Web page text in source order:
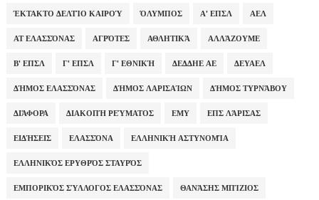
ΈΚΤΑΚΤΟ ΔΕΛΤΊΟ ΚΑΙΡΟΎ ΌΛΥΜΠΟΣ Α' ΕΠΣΛ ΑΕΛ
ΑΤ ΕΛΑΣΣΌΝΑΣ ΑΓΡΌΤΕΣ ΑΘΛΗΤΙΚΆ ΑΛΛΆΖΟΥΜΕ
Β' ΕΠΣΛ Γ' ΕΠΣΛ Γ' ΕΘΝΙΚΉ ΔΕΔΔΗΕ ΑΕ ΔΕΥΑΕΛ
ΔΉΜΟΣ ΕΛΑΣΣΌΝΑΣ ΔΉΜΟΣ ΛΑΡΙΣΑΊΩΝ ΔΉΜΟΣ ΤΥΡΝΆΒΟΥ
ΔΙΆΦΟΡΑ ΔΙΑΚΟΠΉ ΡΕΎΜΑΤΟΣ ΕΜΥ ΕΠΣ ΛΆΡΙΣΑΣ
ΕΙΔΉΣΕΙΣ ΕΛΑΣΣΌΝΑ ΕΛΛΗΝΙΚΉ ΑΣΤΥΝΟΜΊΑ
ΕΛΛΗΝΙΚΌΣ ΕΡΥΘΡΌΣ ΣΤΑΥΡΌΣ
ΕΜΠΟΡΙΚΌΣ ΣΎΛΛΟΓΟΣ ΕΛΑΣΣΌΝΑΣ ΘΑΝΆΣΗΣ ΜΠΊΖΙΟΣ